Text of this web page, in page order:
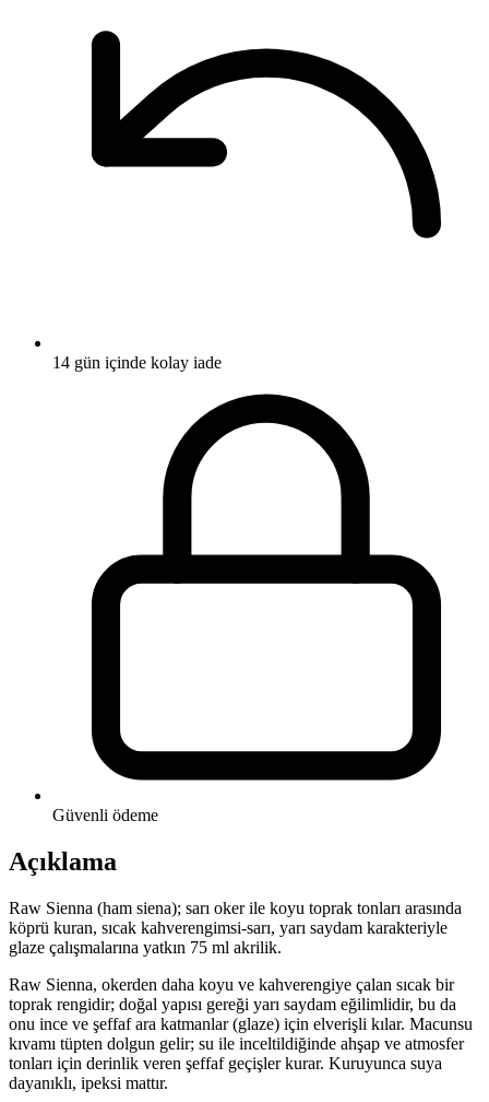
14 gün içinde kolay iade
Güvenli ödeme
Açıklama
Raw Sienna (ham siena); sarı oker ile koyu toprak tonları arasında
köprü kuran, sıcak kahverengimsi-sarı, yarı saydam karakteriyle
glaze çalışmalarına yatkın 75 ml akrilik.
Raw Sienna, okerden daha koyu ve kahverengiye çalan sıcak bir
toprak rengidir; doğal yapısı gereği yarı saydam eğilimlidir, bu da
onu ince ve şeffaf ara katmanlar (glaze) için elverişli kılar. Macunsu
kıvamı tüpten dolgun gelir; su ile inceltildiğinde ahşap ve atmosfer
tonları için derinlik veren şeffaf geçişler kurar. Kuruyunca suya
dayanıklı, ipeksi mattır.